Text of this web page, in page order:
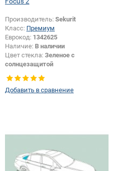
Производитель: Sekurit
Класс: Премиум
Еврокод: 1342625
Наличие: В наличии
Цвет стекла: Зеленое с
солнцезащитой
Тип стекла: Боковое стекло
правое
Появление или изменение
Добавить в сравнение